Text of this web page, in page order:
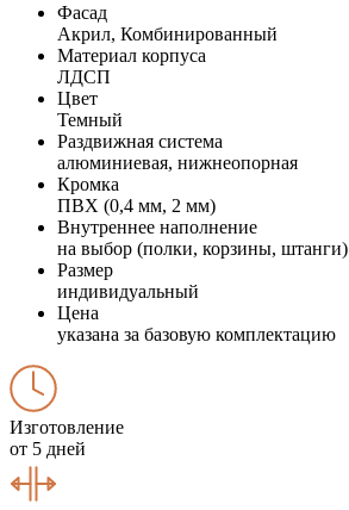
Фасад
Акрил, Комбинированный
Материал корпуса
ЛДСП
Цвет
Темный
Раздвижная система
алюминиевая, нижнеопорная
Кромка
ПВХ (0,4 мм, 2 мм)
Внутреннее наполнение
на выбор (полки, корзины, штанги)
Размер
индивидуальный
Цена
указана за базовую комплектацию
Изготовление
от 5 дней